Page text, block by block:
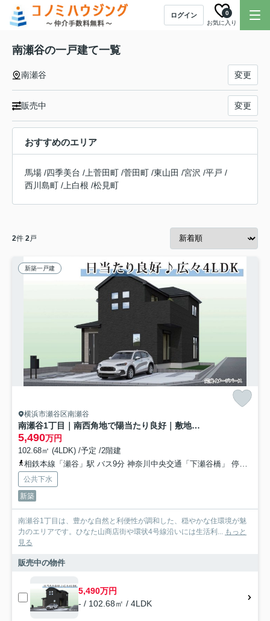
ログイン
お気に入り
0
南瀬谷の一戸建て一覧
南瀬谷 変更
販売中 変更
おすすめのエリア
馬場 /四季美台 / 上菅田町 /菅田町 /東山田 /宮沢 /平戸 /
西川島町 / 上白根 /松見町
2件 2戸
新築一戸建
横浜市瀬谷区南瀬谷
南瀬谷1丁目｜南西角地で陽当たり良好｜敷地約49.8坪×並列3台駐車可｜4LDK｜長期優良住宅★仲介手数料無料★
5,490万円
102.68㎡ (4LDK) /予定 /2階建
相鉄本線「瀬谷」駅 バス9分 神奈川中央交通「下瀬谷橋」 停歩8分
公共下水
新築
南瀬谷1丁目は、豊かな自然と利便性が調和した、穏やかな住環境が魅
力のエリアです。ひなた山商店街や環状4号線沿いには生活利... もっと
見る
販売中の物件
5,490万円
- / 102.68㎡ / 4LDK